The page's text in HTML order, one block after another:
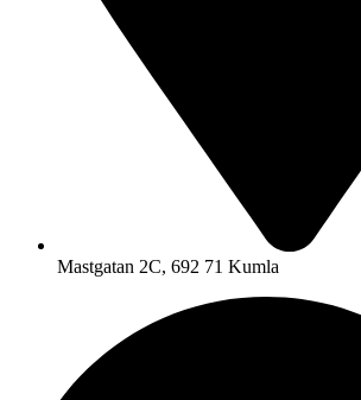
Mastgatan 2C, 692 71 Kumla